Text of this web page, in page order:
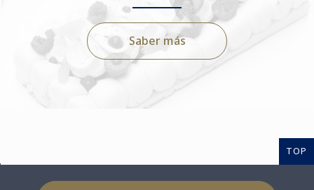
Saber más
TOP